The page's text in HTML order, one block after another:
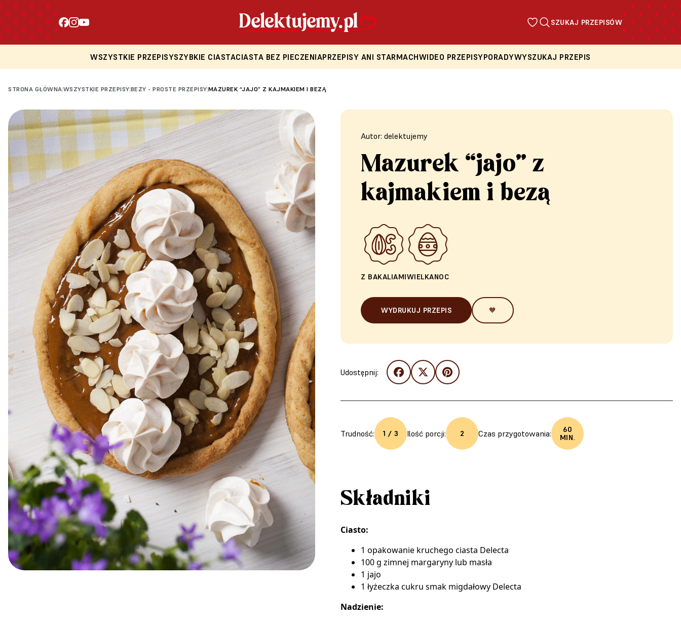
SZUKAJ PRZEPISÓW
WSZYSTKIE PRZEPISYSZYBKIE CIASTACIASTA BEZ PIECZENIAPRZEPISY ANI STARMACHWIDEO PRZEPISYPORADYWYSZUKAJ PRZEPIS
STRONA GŁÓWNA|WSZYSTKIE PRZEPISY|BEZY - PROSTE PRZEPISY|MAZUREK “JAJO” Z KAJMAKIEM I BEZĄ
Autor: delektujemy
Mazurek “jajo” z
kajmakiem i bezą
Z BAKALIAMIWIELKANOC
WYDRUKUJ PRZEPIS 🧡
Udostępnij:
Trudność: 1 / 3 Ilość porcji: 2 Czas przygotowania:
60
MIN.
Składniki
Ciasto:
1 opakowanie kruchego ciasta Delecta
100 g zimnej margaryny lub masła
1 jajo
1 łyżeczka cukru smak migdałowy Delecta
Nadzienie: